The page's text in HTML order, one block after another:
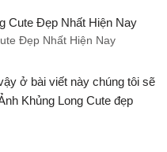
Đẹp Nhất Hiện Nay
ở bài viết này chúng tôi sẽ
Khủng Long Cute đẹp